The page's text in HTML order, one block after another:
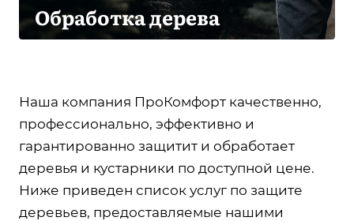
Обработка дерева
Наша компания ПроКомфорт качественно,
профессионально, эффективно и
гарантированно защитит и обработает
деревья и кустарники по доступной цене.
Ниже приведен список услуг по защите
деревьев, предоставляемые нашими